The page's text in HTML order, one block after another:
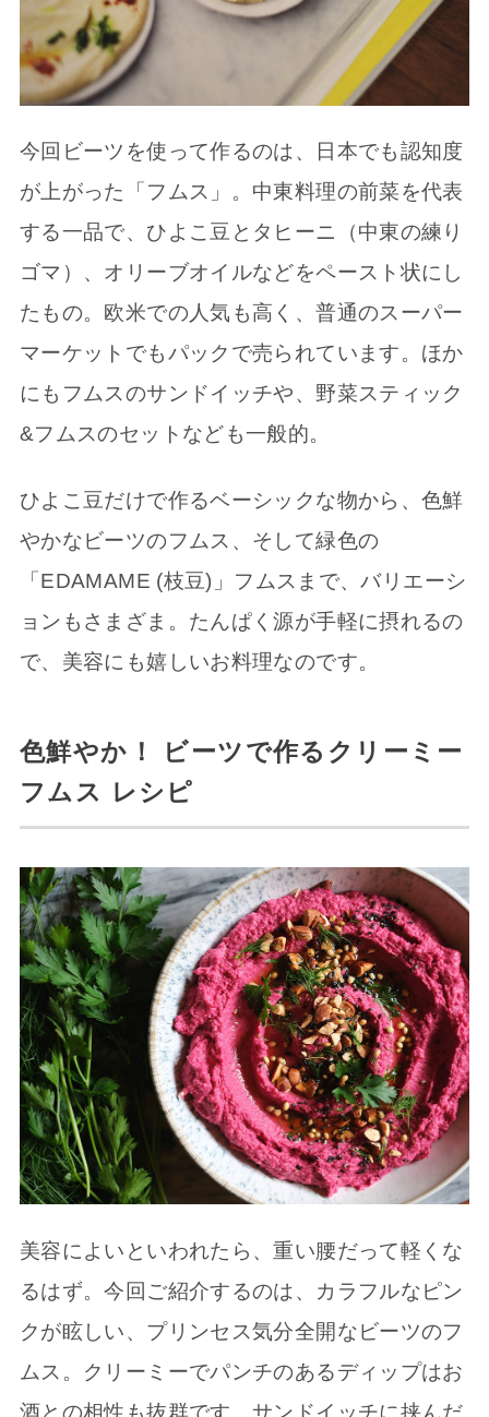
今回ビーツを使って作るのは、日本でも認知度
が上がった「フムス」。中東料理の前菜を代表
する一品で、ひよこ豆とタヒーニ（中東の練り
ゴマ）、オリーブオイルなどをペースト状にし
たもの。欧米での人気も高く、普通のスーパー
マーケットでもパックで売られています。ほか
にもフムスのサンドイッチや、野菜スティック
&フムスのセットなども一般的。
ひよこ豆だけで作るベーシックな物から、色鮮
やかなビーツのフムス、そして緑色の
「EDAMAME (枝豆)」フムスまで、バリエーシ
ョンもさまざま。たんぱく源が手軽に摂れるの
で、美容にも嬉しいお料理なのです。
色鮮やか！ ビーツで作るクリーミー
フムス レシピ
美容によいといわれたら、重い腰だって軽くな
るはず。今回ご紹介するのは、カラフルなピン
クが眩しい、プリンセス気分全開なビーツのフ
ムス。クリーミーでパンチのあるディップはお
酒との相性も抜群です。サンドイッチに挟んだ